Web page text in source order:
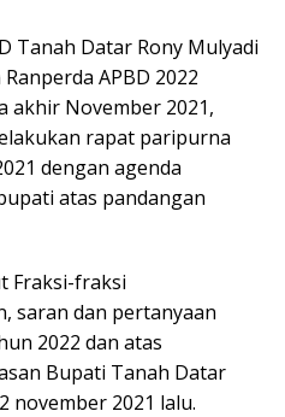
Tanah Datar Rony Mulyadi
APBD 2022
akhir November 2021,
rapat paripurna
dengan agenda
atas pandangan
Fraksi-fraksi
saran dan pertanyaan
2022 dan atas
Bupati Tanah Datar
november 2021 lalu.